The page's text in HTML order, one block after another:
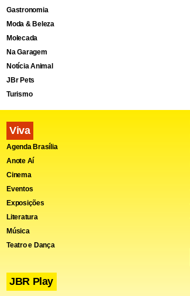
Gastronomia
Moda & Beleza
Molecada
Na Garagem
Notícia Animal
JBr Pets
Turismo
Viva
Agenda Brasília
Anote Aí
Cinema
Eventos
Exposições
Literatura
Música
Teatro e Dança
JBR Play